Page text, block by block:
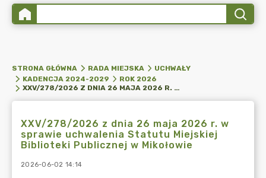
STRONA GŁÓWNA RADA MIEJSKA
UCHWAŁY
KADENCJA 2024-2029
ROK 2026
XXV/278/2026 Z DNIA 26 MAJA 2026 R. W SPRAWIE UCHWALENIA STATUTU MIEJSKIEJ BIBLIOTEKI PUBLICZNEJ W MIKOŁOWIE
XXV/278/2026 z dnia 26 maja 2026 r. w
sprawie uchwalenia Statutu Miejskiej
Biblioteki Publicznej w Mikołowie
2026-06-02 14:14